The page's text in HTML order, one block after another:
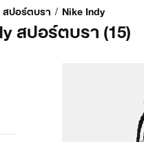
สปอร์ตบรา / Nike Indy
สปอร์ตบรา(15)